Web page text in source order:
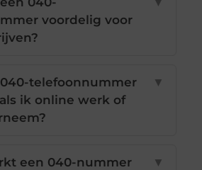
voordelig voor
telefoonnummer
ik online werk of
▼
een 040-nummer
▼